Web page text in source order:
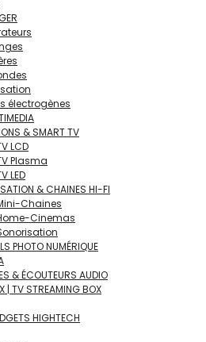
électrogènes
& SMART TV
LCD
Plasma
LED
& CHAINES HI-FI
Chaines
Cinemas
PHOTO NUMÉRIQUE
& ÉCOUTEURS AUDIO
| TV STREAMING BOX
HIGHTECH